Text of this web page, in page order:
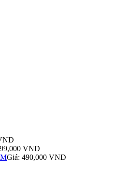
VND
Giá: 490,000 VND